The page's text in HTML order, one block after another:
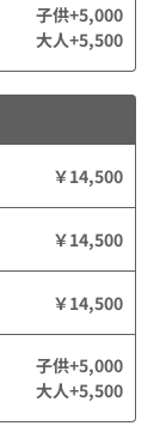
子供+5,000
大人+5,500
￥14,500
￥14,500
￥14,500
子供+5,000
大人+5,500